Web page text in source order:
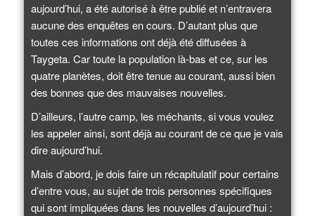
aujourd’hui, a été autorisé à être publié et n’entravera
aucune des enquêtes en cours. D’autant plus que
toutes ces informations ont déjà été diffusées à
Taygeta. Car toute la population là-bas et ce, sur les
quatre planètes, doit être tenue au courant, aussi bien
des bonnes que des mauvaises nouvelles.
D’ailleurs, l’autre camp, les méchants, si vous voulez
les appeler ainsi, sont déjà au courant de ce que je vais
dire aujourd’hui.
Mais d’abord, je dois faire un récapitulatif pour certains
d’entre vous, au sujet de trois personnes spécifiques
qui sont impliquées dans les nouvelles d’aujourd’hui :